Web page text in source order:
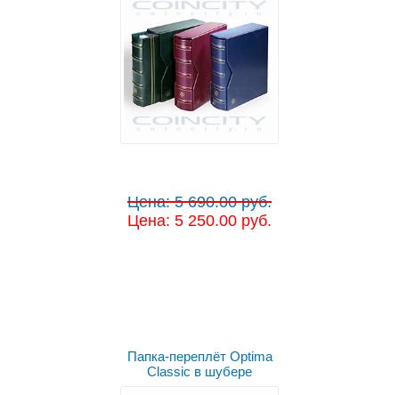
Цена: 5 690.00 руб.
Цена: 5 250.00 руб.
Папка-переплёт Optima
Classic в шубере